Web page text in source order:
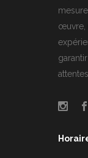
œuvre,
attentes.